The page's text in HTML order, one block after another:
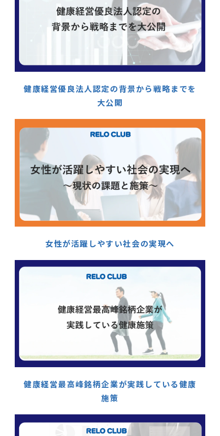
健康経営優良法人認定の背景から戦略までを
大公開
女性が活躍しやすい社会の実現へ
健康経営最高峰銘柄企業が実践している健康
施策